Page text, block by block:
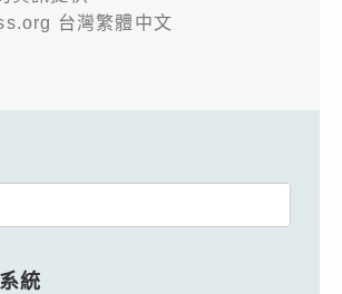
台灣繁體中文
統